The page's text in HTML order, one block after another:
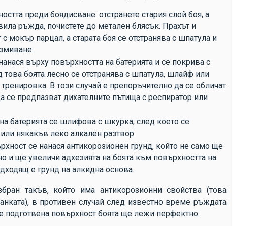
преди боядисване: отстранете стария слой боя, а
ръжда, почистете до метален блясък. Прахът и
мокър парцал, а старата боя се отстранява с шпатула и
върху повърхността на батерията и се покрива с
боята лесно се отстранява с шпатула, шлайф или
В този случай е препоръчително да се обличат
се предпазват дихателните пътища с респиратор или
батерията се шлифова с шкурка, след което се
някакъв леко алкален разтвор.
се нанася антикорозионен грунд, който не само ще
и ще увеличи адхезията на боята към повърхността на
е грунд на алкидна основа.
такъв, който има антикорозионни свойства (това
в противен случай след известно време ръждата
подготвена повърхност боята ще лежи перфектно.